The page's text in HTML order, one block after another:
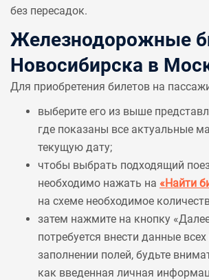
без пересадок.
Железнодорожные
Новосибирска в
Для приобретения билетов на
выберите его из выше
где показаны все актуальные
текущую дату;
чтобы выбрать подходящий
необходимо нажать на «Найти
на схеме необходимое
затем нажмите на кнопку
потребуется внести данные
заполнении полей, будьте
как введенная личная